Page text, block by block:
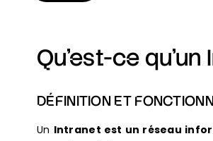
Qu’est-ce
DÉFINITION ET
Un Intranet est un réseau